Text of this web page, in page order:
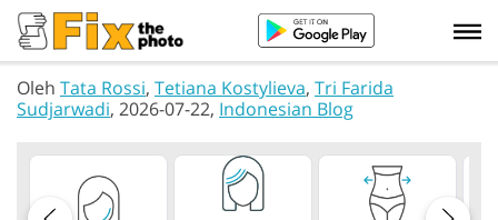
Oleh Tata Rossi, Tetiana Kostylieva, Tri Farida
Sudjarwadi, 2026-07-22, Indonesian Blog